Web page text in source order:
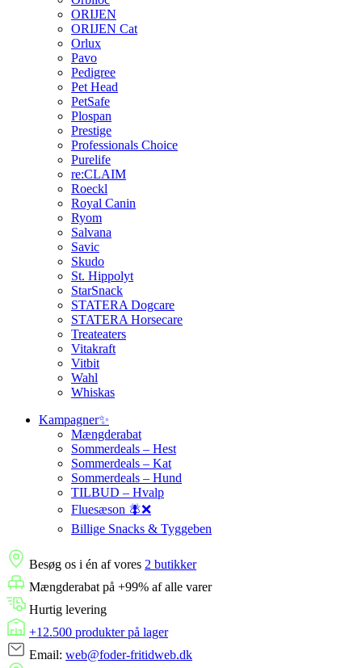
ORIJEN
ORIJEN Cat
Orlux
Pavo
Pedigree
Pet Head
PetSafe
Plospan
Prestige
Professionals Choice
Purelife
re:CLAIM
Roeckl
Royal Canin
Ryom
Salvana
Savic
Skudo
St. Hippolyt
StarSnack
STATERA Dogcare
STATERA Horsecare
Treateaters
Vitakraft
Vitbit
Wahl
Whiskas
Kampagner✨
Mængderabat
Sommerdeals – Hest
Sommerdeals – Kat
Sommerdeals – Hund
TILBUD – Hvalp
Fluesæson 🪰❌
Billige Snacks & Tyggeben
Besøg os i én af vores 2 butikker
Mængderabat på +99% af alle varer
Hurtig levering
+12.500 produkter på lager
Email: web@foder-fritidweb.dk